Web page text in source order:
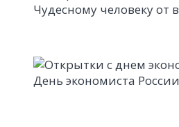
Чудесному человеку от
День экономиста